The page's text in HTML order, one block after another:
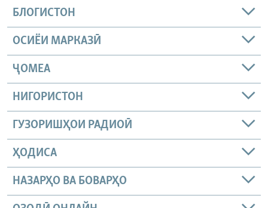
БЛОГИСТОН
ОСИЁИ МАРКАЗӢ
ҶОМEА
НИГОРИСТОН
ГУЗОРИШҲОИ РАДИОӢ
ҲОДИСА
НАЗАРҲО ВА БОВАРҲО